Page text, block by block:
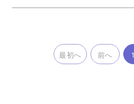
最初へ 前へ 1